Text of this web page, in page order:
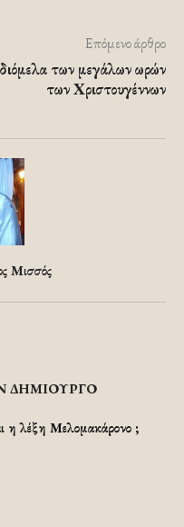
Επόμενο άρθρο
των μεγάλων ωρών
των Χριστουγέννων
Μισσός
ΔΗΜΙΟΥΡΓΟ
η λέξη Μελομακάρονο ;